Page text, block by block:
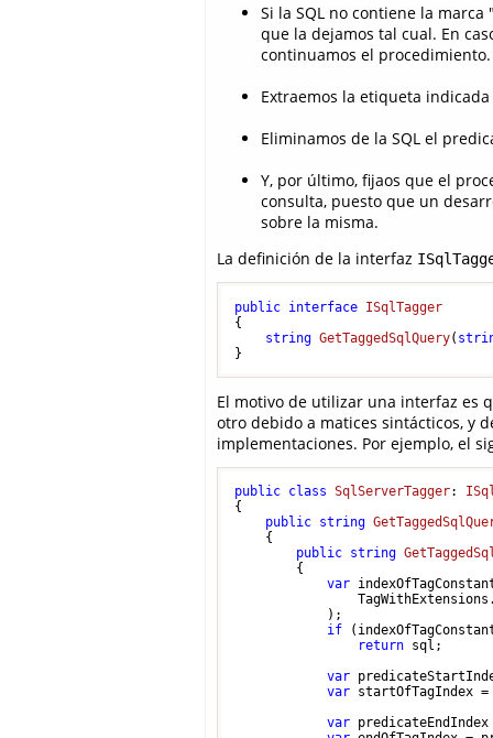
Si la SQL no contiene la
que la dejamos tal cual. En
continuamos el procedimiento.
Extraemos la etiqueta
Eliminamos de la SQL el
Y, por último, fijaos que el
consulta, puesto que un
sobre la misma.
La definición de la interfaz
public interface ISqlTagger
{
string GetTaggedSqlQuery(
El motivo de utilizar una interfaz es
otro debido a matices sintácticos, y
implementaciones. Por ejemplo, el
public class SqlServerTagger:
{
public string
    {
public string
        {
var
            );
if
return sql;
var
var startOfTagIndex =
var